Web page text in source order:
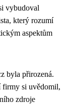
vybudoval
který rozumí
aspektům
byla přirozená.
firmy si uvědomil,
zdroje